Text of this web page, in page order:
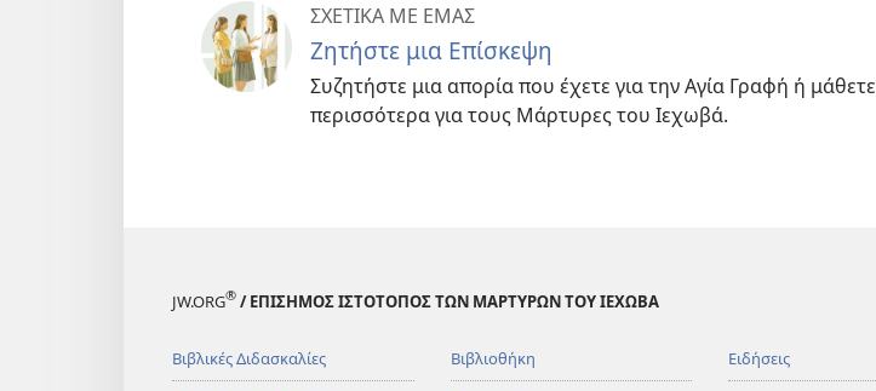
ΣΧΕΤΙΚΑ ΜΕ ΕΜΑΣ
Ζητήστε μια Επίσκεψη
Συζητήστε μια απορία που έχετε για την Αγία Γραφή ή μάθετε
περισσότερα για τους Μάρτυρες του Ιεχωβά.
JW.ORG® / ΕΠΙΣΗΜΟΣ ΙΣΤΟΤΟΠΟΣ ΤΩΝ ΜΑΡΤΥΡΩΝ ΤΟΥ ΙΕΧΩΒΑ
Βιβλικές Διδασκαλίες Βιβλιοθήκη Ειδήσεις